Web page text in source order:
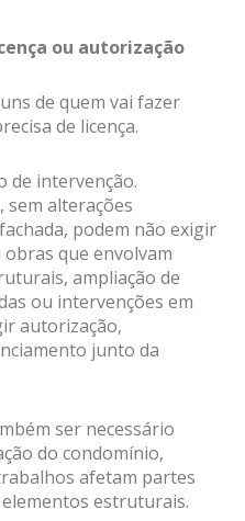
ou autorização
de quem vai fazer
de licença.
de intervenção.
alterações
podem não exigir
que envolvam
ampliação de
ou intervenções em
autorização,
junto da
ser necessário
do condomínio,
afetam partes
estruturais.